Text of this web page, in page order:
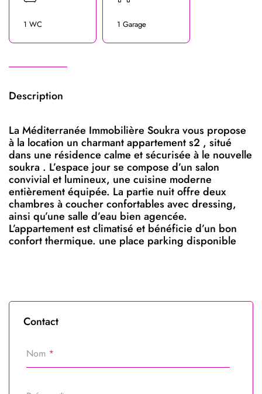
1 WC 1 Garage
Description
La Méditerranée Immobilière Soukra vous propose
à la location un charmant appartement s2 , situé
dans une résidence calme et sécurisée à le nouvelle
soukra . L’espace jour se compose d’un salon
convivial et lumineux, une cuisine moderne
entièrement équipée. La partie nuit offre deux
chambres à coucher confortables avec dressing,
ainsi qu’une salle d’eau bien agencée.
L’appartement est climatisé et bénéficie d’un bon
confort thermique. une place parking disponible
Contact
Nom *